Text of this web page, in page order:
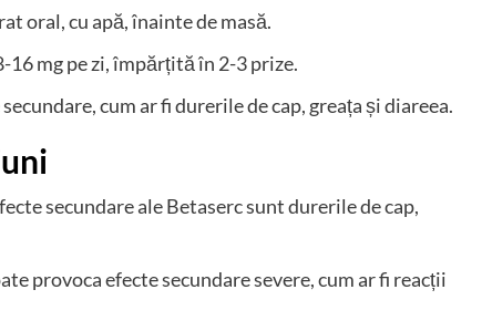
oral, cu apă, înainte de masă.
16 mg pe zi, împărțită în 2-3 prize.
cum ar fi durerile de cap, greața și diareea.
secundare ale Betaserc sunt durerile de cap,
provoca efecte secundare severe, cum ar fi reacții